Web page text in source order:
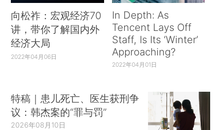
向松祚：宏观经济70
讲，带你了解国内外
经济大局
2022年04月06日
In Depth: As
Tencent Lays Off
Staff, Is Its ‘Winter’
Approaching?
2022年04月01日
特稿｜患儿死亡、医生获刑争
议：韩杰案的“罪与罚”
2026年08月10日